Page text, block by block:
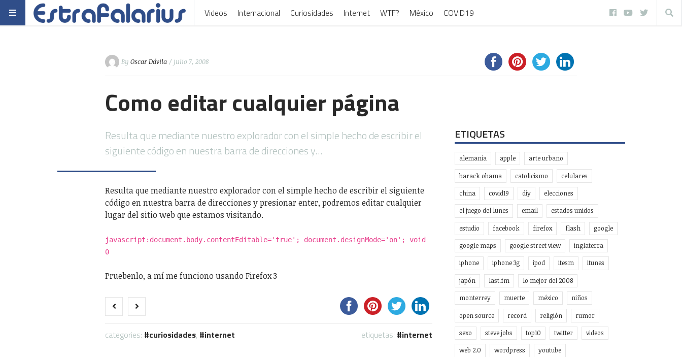
Videos Internacional Curiosidades Internet WTF? México COVID19
By Oscar Dávila / julio 7, 2008
Como editar cualquier página
Resulta que mediante nuestro explorador con el simple hecho de escribir el
siguiente código en nuestra barra de direcciones y…
Resulta que mediante nuestro explorador con el simple hecho de escribir el siguiente
código en nuestra barra de direcciones y presionar enter, podremos editar cualquier
lugar del sitio web que estamos visitando.
javascript:document.body.contentEditable='true'; document.designMode='on'; void
0
Pruebenlo, a mí me funciono usando Firefox 3
categories: curiosidades, internet etiquetas: internet
ETIQUETAS
alemania apple arte urbano
barack obama catolicismo celulares
china covid19 diy elecciones
el juego del lunes email estados unidos
estudio facebook firefox flash google
google maps google street view inglaterra
iphone iphone 3g ipod itesm itunes
japón last.fm lo mejor del 2008
monterrey muerte méxico niños
open source record religión rumor
sexo steve jobs top10 twitter videos
web 2.0 wordpress youtube